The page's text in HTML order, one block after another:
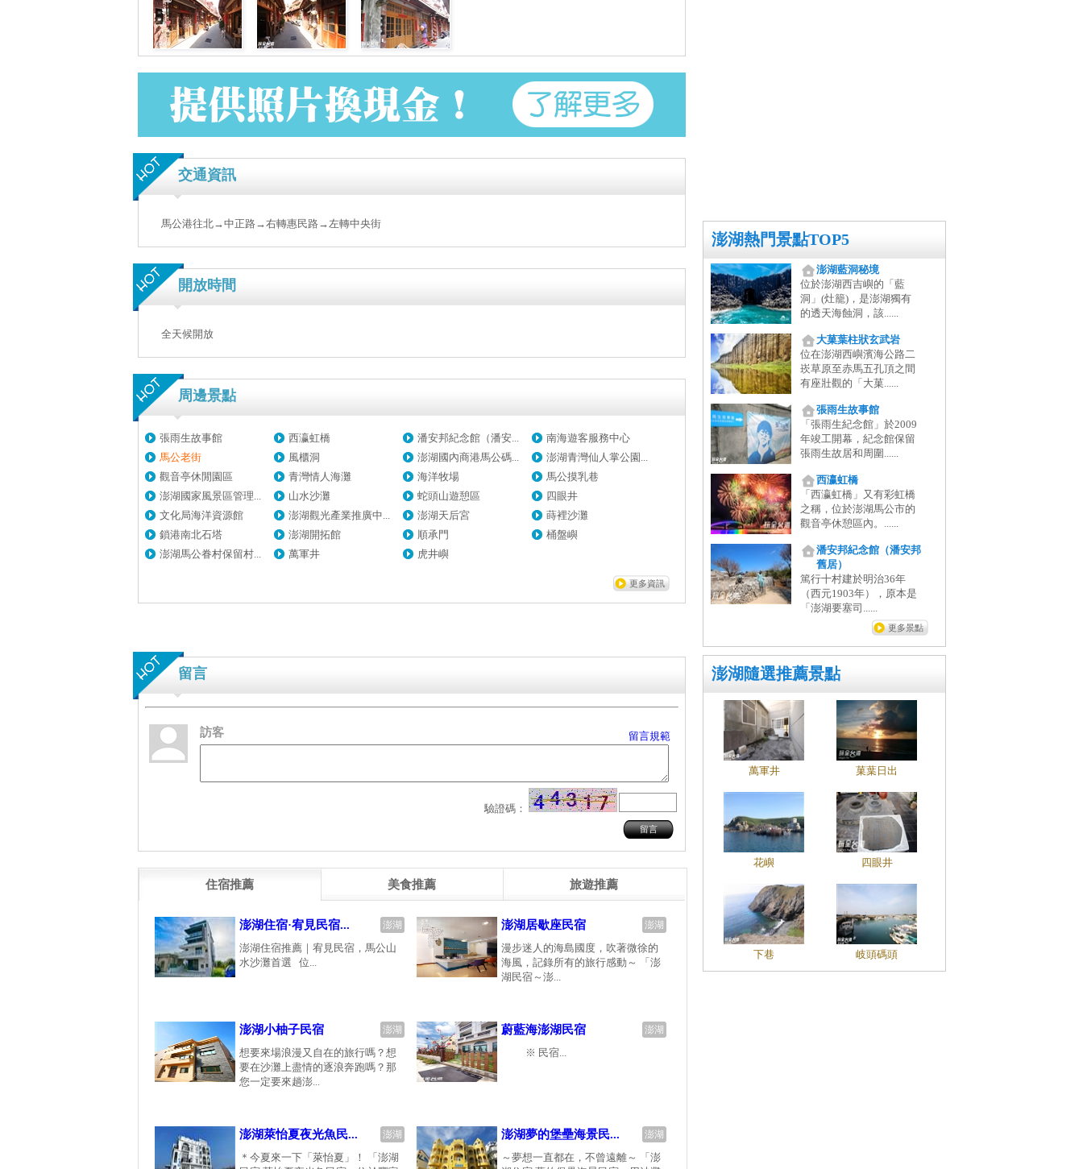
澎湖熱門景點TOP5
澎湖藍洞秘境
位於澎湖西吉嶼的「藍
洞」(灶籠)，是澎湖獨有
的透天海蝕洞，該......
大菓葉柱狀玄武岩
位在澎湖西嶼濱海公路二
崁草原至赤馬五孔頂之間
有座壯觀的「大菓......
張雨生故事館
「張雨生紀念館」於2009
年竣工開幕，紀念館保留
張雨生故居和周圍......
西瀛虹橋
「西瀛虹橋」又有彩虹橋
之稱，位於澎湖馬公市的
觀音亭休憩區內。......
潘安邦紀念館（潘安邦
舊居）
篤行十村建於明治36年
（西元1903年），原本是
「澎湖要塞司......
更多景點
澎湖隨選推薦景點
萬軍井 菓葉日出
花嶼 四眼井
下巷 岐頭碼頭
交通資訊
馬公港往北→中正路→右轉惠民路→左轉中央街
開放時間
全天候開放
周邊景點
張雨生故事館 西瀛虹橋 潘安邦紀念館（潘安...
南海遊客服務中心
馬公老街
風櫃洞 澎湖國內商港馬公碼...
澎湖青灣仙人掌公園...
觀音亭休閒園區
青灣情人海灘 海洋牧場
馬公摸乳巷
澎湖國家風景區管理...
山水沙灘 蛇頭山遊憩區
四眼井
文化局海洋資源館
澎湖觀光產業推廣中... 澎湖天后宮
蒔裡沙灘
鎖港南北石塔
澎湖開拓館 順承門
桶盤嶼
澎湖馬公眷村保留村...
萬軍井 虎井嶼
更多資訊
留言
訪客 留言規範
驗證碼：
住宿推薦 美食推薦 旅遊推薦
澎湖
澎湖住宿·宥見民宿...
澎湖住宿推薦｜宥見民宿，馬公山
水沙灘首選 位...
澎湖
澎湖居歇座民宿
漫步迷人的海島國度，吹著微徐的
海風，記錄所有的旅行感動～ 「澎
湖民宿～澎...
澎湖
澎湖小柚子民宿
想要來場浪漫又自在的旅行嗎？想
要在沙灘上盡情的逐浪奔跑嗎？那
您一定要來趟澎...
澎湖
蔚藍海澎湖民宿
※ 民宿...
澎湖
澎湖萊怡夏夜光魚民...
＊今夏來一下「萊怡夏」！ 「澎湖
澎湖
澎湖夢的堡壘海景民...
～夢想一直都在，不曾遠離～ 「澎